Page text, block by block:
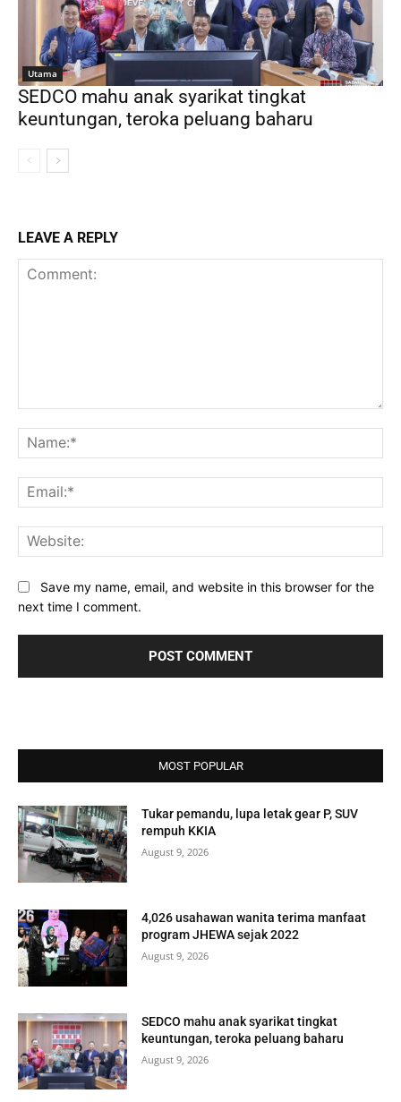
Utama
SEDCO mahu anak syarikat tingkat
keuntungan, teroka peluang baharu
LEAVE A REPLY
Save my name, email, and website in this browser for the
next time I comment.
MOST POPULAR
Tukar pemandu, lupa letak gear P, SUV
rempuh KKIA
August 9, 2026
4,026 usahawan wanita terima manfaat
program JHEWA sejak 2022
August 9, 2026
SEDCO mahu anak syarikat tingkat
keuntungan, teroka peluang baharu
August 9, 2026